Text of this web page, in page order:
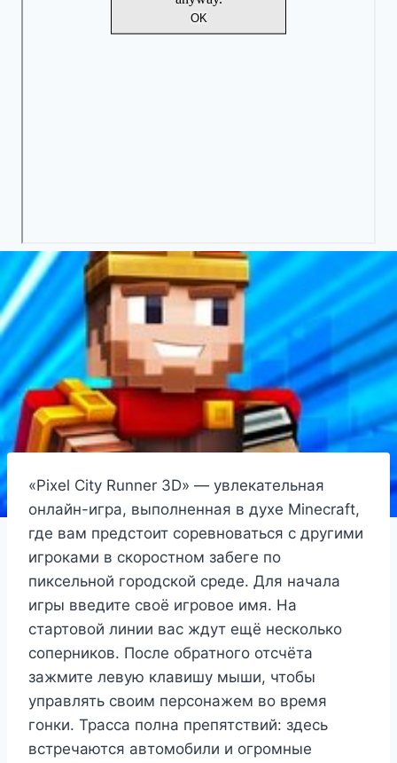
«Pixel City Runner 3D» — увлекательная
онлайн-игра, выполненная в духе Minecraft,
где вам предстоит соревноваться с другими
игроками в скоростном забеге по
пиксельной городской среде. Для начала
игры введите своё игровое имя. На
стартовой линии вас ждут ещё несколько
соперников. После обратного отсчёта
зажмите левую клавишу мыши, чтобы
управлять своим персонажем во время
гонки. Трасса полна препятствий: здесь
встречаются автомобили и огромные